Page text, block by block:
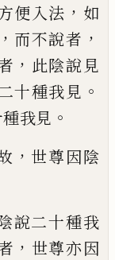
便入法 ， 如
， 而不說者 ，
， 此陰說見
十種我見 。
我見 。
， 世尊因陰
說二十種我
， 世尊亦因